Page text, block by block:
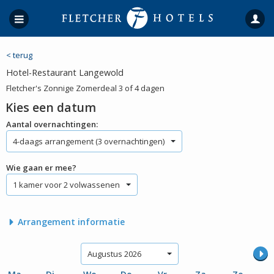
< terug
Hotel-Restaurant Langewold
Fletcher's Zonnige Zomerdeal 3 of 4 dagen
Kies een datum
Aantal overnachtingen:
4-daags arrangement (3 overnachtingen)
Wie gaan er mee?
1 kamer voor 2 volwassenen
Arrangement informatie
Augustus 2026